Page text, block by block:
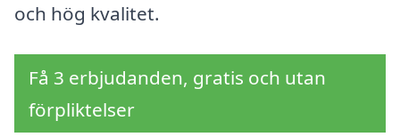
och hög kvalitet.
Få 3 erbjudanden, gratis och utan
förpliktelser